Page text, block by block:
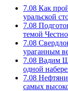
7.08 Как
уральской
7.08
темой
7.08
ураганным
7.08 Вадим
одной
7.08
самых